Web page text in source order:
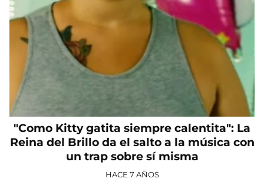
"Como Kitty gatita siempre calentita": La
Reina del Brillo da el salto a la música con
un trap sobre sí misma
HACE 7 AÑOS